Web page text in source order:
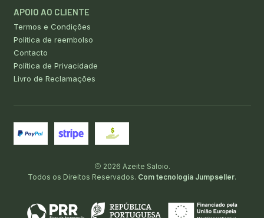
APOIO AO CLIENTE
Termos e Condições
Politica de reembolso
Contacto
Política de Privacidade
Livro de Reclamações
2026 Azeite Saloio.
Todos os Direitos Reservados. Com tecnologia Jumpseller.